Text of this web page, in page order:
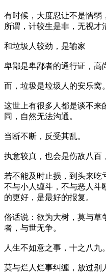
有时候，大度忍让不是懦弱
所谓，计较生是非，无视才
和垃圾人较劲，是输家
卑鄙是卑鄙者的通行证，高
而，垃圾是垃圾人的安乐窝。
这世上有很多人都是谈不来
同，自然无法沟通。
当断不断，反受其乱。
执意较真，也会是伤敌八百
若不能及时止损，到头来吃
不与小人缠斗，不与恶人斗
的更好，是最好的报复。
俗话说：欲为大树，莫与草
者，与世无争。
人生不如意之事，十之八九。
莫与烂人烂事纠缠，放过别